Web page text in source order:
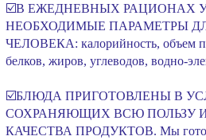
☑️В ЕЖЕДНЕВНЫХ РАЦИОНАХ
НЕОБХОДИМЫЕ ПАРАМЕТРЫ
ЧЕЛОВЕКА: калорийность, объем
белков, жиров, углеводов, водно-
☑️БЛЮДА ПРИГОТОВЛЕНЫ В
СОХРАНЯЮЩИХ ВСЮ ПОЛЬЗУ
КАЧЕСТВА ПРОДУКТОВ. Мы